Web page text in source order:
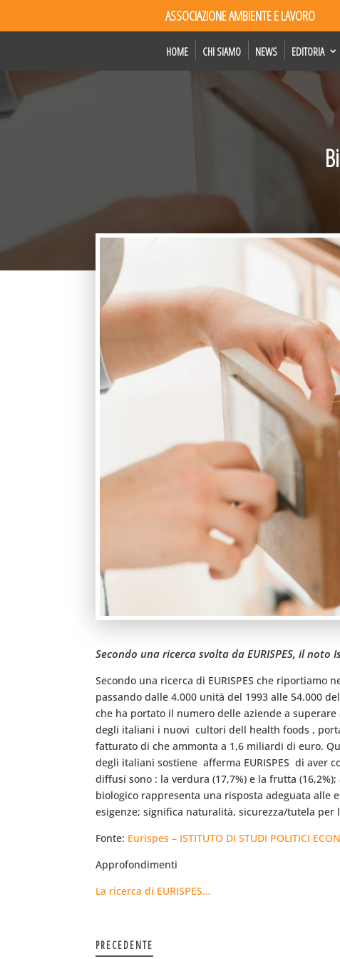
ASSOCIAZIONE AMBIENTE E LAVORO
HOME CHI SIAMO NEWS EDITORIA
Secondo una ricerca svolta da EURISPES, il
Secondo una ricerca di EURISPES che
passando dalle 4.000 unità del 1993 alle 54.000
che ha portato il numero delle aziende a
degli italiani i nuovi  cultori dell health foods ,
fatturato di che ammonta a 1,6 miliardi di euro.
degli italiani sostiene  afferma EURISPES  di
diffusi sono : la verdura (17,7%) e la frutta (16,2%);
biologico rappresenta una risposta adeguata alle
esigenze; significa naturalità, sicurezza/tutela
Fonte: Eurispes – ISTITUTO DI STUDI POLITICI
Approfondimenti
La ricerca di EURISPES…
PRECEDENTE